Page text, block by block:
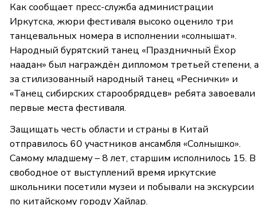
Как сообщает пресс-служба администрации
Иркутска, жюри фестиваля высоко оценило три
танцевальных номера в исполнении «солнышат».
Народный бурятский танец «Праздничный Ёхор
наадан» был награждён дипломом третьей степени, а
за стилизованный народный танец «Реснички» и
«Танец сибирских старообрядцев» ребята завоевали
первые места фестиваля.
Защищать честь области и страны в Китай
отправилось 60 участников ансамбля «Солнышко».
Самому младшему – 8 лет, старшим исполнилось 15. В
свободное от выступлений время иркутские
школьники посетили музеи и побывали на экскурсии
по китайскому городу Хайлар.